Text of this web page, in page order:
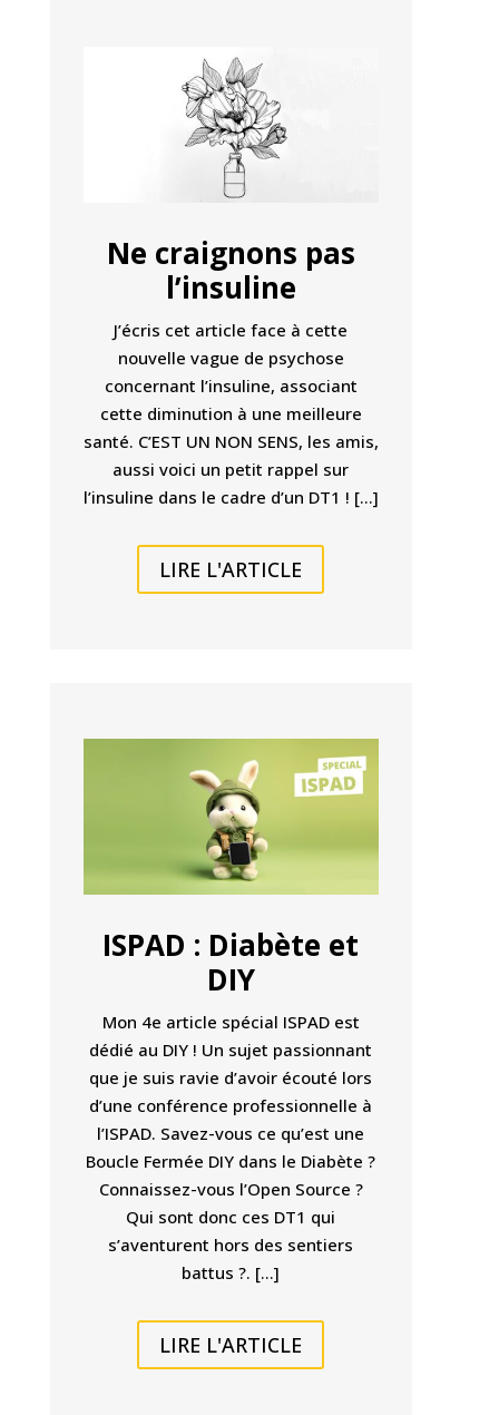
Ne craignons pas
l’insuline
J’écris cet article face à cette
nouvelle vague de psychose
concernant l’insuline, associant
cette diminution à une meilleure
santé. C’EST UN NON SENS, les amis,
aussi voici un petit rappel sur
l’insuline dans le cadre d’un DT1 ! […]
LIRE L'ARTICLE
ISPAD : Diabète et
DIY
Mon 4e article spécial ISPAD est
dédié au DIY ! Un sujet passionnant
que je suis ravie d’avoir écouté lors
d’une conférence professionnelle à
l’ISPAD. Savez-vous ce qu’est une
Boucle Fermée DIY dans le Diabète ?
Connaissez-vous l’Open Source ?
Qui sont donc ces DT1 qui
s’aventurent hors des sentiers
battus ?. […]
LIRE L'ARTICLE